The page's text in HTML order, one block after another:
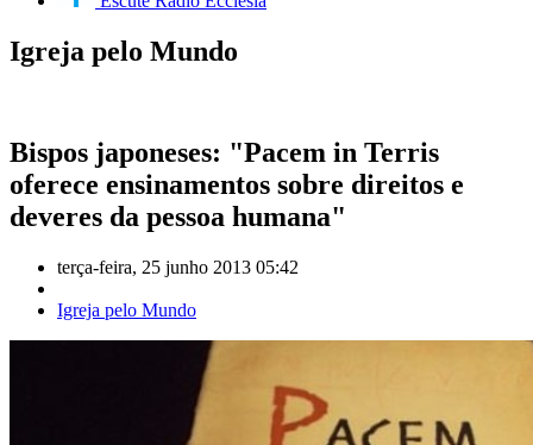
Igreja pelo Mundo
Bispos japoneses: "Pacem in Terris
oferece ensinamentos sobre direitos e
deveres da pessoa humana"
terça-feira, 25 junho 2013 05:42
Igreja pelo Mundo